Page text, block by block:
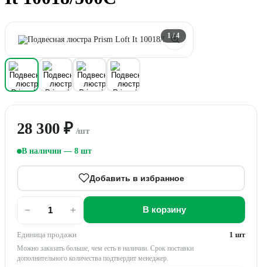
1/ 4
28 300 ₽ /шт
В наличии — 8 шт
Добавить в избранное
− + В корзину
Единица продажи 1 шт
Можно заказать больше, чем есть в наличии. Срок поставки
дополнительного количества подтвердит менеджер.